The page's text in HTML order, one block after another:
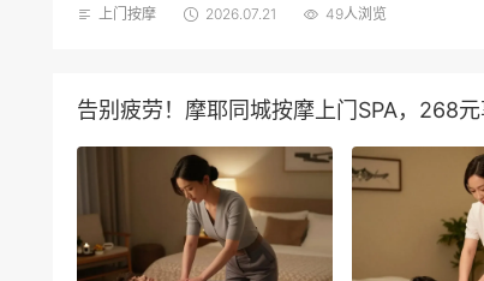
上门按摩 2026.07.21 49人浏览
告别疲劳！摩耶同城按摩上门SPA，268